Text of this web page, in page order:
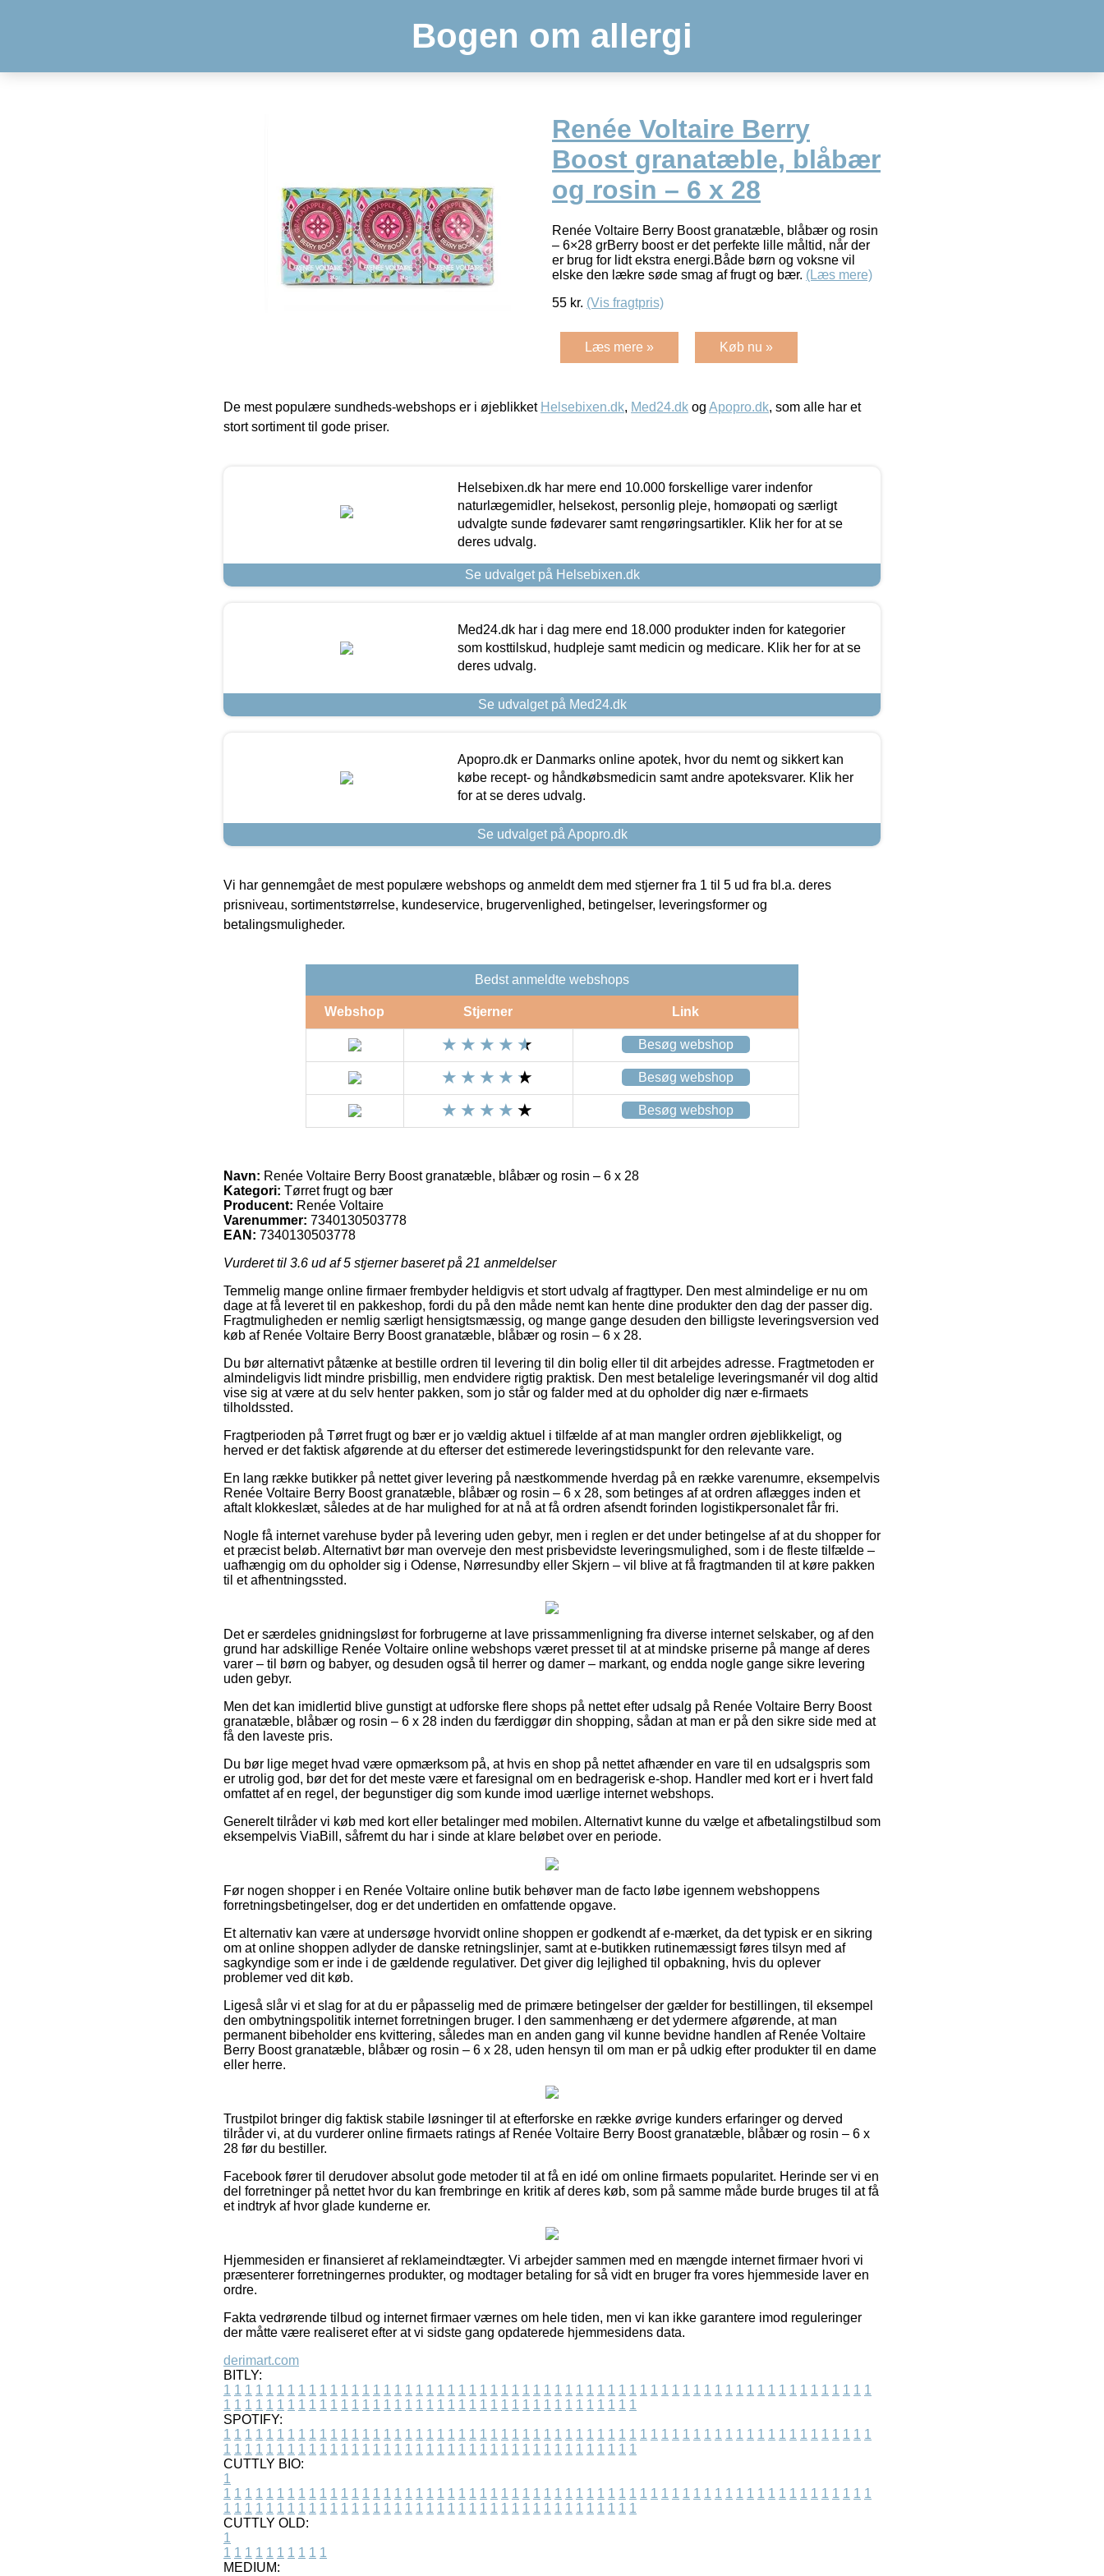
Bogen om allergi
Renée Voltaire Berry
Boost granatæble, blåbær
og rosin – 6 x 28
Renée Voltaire Berry Boost granatæble, blåbær og rosin
– 6×28 grBerry boost er det perfekte lille måltid, når der
er brug for lidt ekstra energi.Både børn og voksne vil
elske den lækre søde smag af frugt og bær. (Læs mere)
55 kr. (Vis fragtpris)
Læs mere » Køb nu »
De mest populære sundheds-webshops er i øjeblikket Helsebixen.dk, Med24.dk og Apopro.dk, som alle har et
stort sortiment til gode priser.
Helsebixen.dk har mere end 10.000 forskellige varer indenfor
naturlægemidler, helsekost, personlig pleje, homøopati og særligt
udvalgte sunde fødevarer samt rengøringsartikler. Klik her for at se
deres udvalg.
Se udvalget på Helsebixen.dk
Med24.dk har i dag mere end 18.000 produkter inden for kategorier
som kosttilskud, hudpleje samt medicin og medicare. Klik her for at se
deres udvalg.
Se udvalget på Med24.dk
Apopro.dk er Danmarks online apotek, hvor du nemt og sikkert kan
købe recept- og håndkøbsmedicin samt andre apoteksvarer. Klik her
for at se deres udvalg.
Se udvalget på Apopro.dk
Vi har gennemgået de mest populære webshops og anmeldt dem med stjerner fra 1 til 5 ud fra bl.a. deres
prisniveau, sortimentstørrelse, kundeservice, brugervenlighed, betingelser, leveringsformer og
betalingsmuligheder.
Bedst anmeldte webshops
Webshop Stjerner Link
Besøg webshop
Besøg webshop
Besøg webshop
Navn: Renée Voltaire Berry Boost granatæble, blåbær og rosin – 6 x 28
Kategori: Tørret frugt og bær
Producent: Renée Voltaire
Varenummer: 7340130503778
EAN: 7340130503778
Vurderet til 3.6 ud af 5 stjerner baseret på 21 anmeldelser
Temmelig mange online firmaer frembyder heldigvis et stort udvalg af fragttyper. Den mest almindelige er nu om
dage at få leveret til en pakkeshop, fordi du på den måde nemt kan hente dine produkter den dag der passer dig.
Fragtmuligheden er nemlig særligt hensigtsmæssig, og mange gange desuden den billigste leveringsversion ved
køb af Renée Voltaire Berry Boost granatæble, blåbær og rosin – 6 x 28.
Du bør alternativt påtænke at bestille ordren til levering til din bolig eller til dit arbejdes adresse. Fragtmetoden er
almindeligvis lidt mindre prisbillig, men endvidere rigtig praktisk. Den mest betalelige leveringsmanér vil dog altid
vise sig at være at du selv henter pakken, som jo står og falder med at du opholder dig nær e-firmaets
tilholdssted.
Fragtperioden på Tørret frugt og bær er jo vældig aktuel i tilfælde af at man mangler ordren øjeblikkeligt, og
herved er det faktisk afgørende at du efterser det estimerede leveringstidspunkt for den relevante vare.
En lang række butikker på nettet giver levering på næstkommende hverdag på en række varenumre, eksempelvis
Renée Voltaire Berry Boost granatæble, blåbær og rosin – 6 x 28, som betinges af at ordren aflægges inden et
aftalt klokkeslæt, således at de har mulighed for at nå at få ordren afsendt forinden logistikpersonalet får fri.
Nogle få internet varehuse byder på levering uden gebyr, men i reglen er det under betingelse af at du shopper for
et præcist beløb. Alternativt bør man overveje den mest prisbevidste leveringsmulighed, som i de fleste tilfælde –
uafhængig om du opholder sig i Odense, Nørresundby eller Skjern – vil blive at få fragtmanden til at køre pakken
til et afhentningssted.
Det er særdeles gnidningsløst for forbrugerne at lave prissammenligning fra diverse internet selskaber, og af den
grund har adskillige Renée Voltaire online webshops været presset til at at mindske priserne på mange af deres
varer – til børn og babyer, og desuden også til herrer og damer – markant, og endda nogle gange sikre levering
uden gebyr.
Men det kan imidlertid blive gunstigt at udforske flere shops på nettet efter udsalg på Renée Voltaire Berry Boost
granatæble, blåbær og rosin – 6 x 28 inden du færdiggør din shopping, sådan at man er på den sikre side med at
få den laveste pris.
Du bør lige meget hvad være opmærksom på, at hvis en shop på nettet afhænder en vare til en udsalgspris som
er utrolig god, bør det for det meste være et faresignal om en bedragerisk e-shop. Handler med kort er i hvert fald
omfattet af en regel, der begunstiger dig som kunde imod uærlige internet webshops.
Generelt tilråder vi køb med kort eller betalinger med mobilen. Alternativt kunne du vælge et afbetalingstilbud som
eksempelvis ViaBill, såfremt du har i sinde at klare beløbet over en periode.
Før nogen shopper i en Renée Voltaire online butik behøver man de facto løbe igennem webshoppens
forretningsbetingelser, dog er det undertiden en omfattende opgave.
Et alternativ kan være at undersøge hvorvidt online shoppen er godkendt af e-mærket, da det typisk er en sikring
om at online shoppen adlyder de danske retningslinjer, samt at e-butikken rutinemæssigt føres tilsyn med af
sagkyndige som er inde i de gældende regulativer. Det giver dig lejlighed til opbakning, hvis du oplever
problemer ved dit køb.
Ligeså slår vi et slag for at du er påpasselig med de primære betingelser der gælder for bestillingen, til eksempel
den ombytningspolitik internet forretningen bruger. I den sammenhæng er det ydermere afgørende, at man
permanent bibeholder ens kvittering, således man en anden gang vil kunne bevidne handlen af Renée Voltaire
Berry Boost granatæble, blåbær og rosin – 6 x 28, uden hensyn til om man er på udkig efter produkter til en dame
eller herre.
Trustpilot bringer dig faktisk stabile løsninger til at efterforske en række øvrige kunders erfaringer og derved
tilråder vi, at du vurderer online firmaets ratings af Renée Voltaire Berry Boost granatæble, blåbær og rosin – 6 x
28 før du bestiller.
Facebook fører til derudover absolut gode metoder til at få en idé om online firmaets popularitet. Herinde ser vi en
del forretninger på nettet hvor du kan frembringe en kritik af deres køb, som på samme måde burde bruges til at få
et indtryk af hvor glade kunderne er.
Hjemmesiden er finansieret af reklameindtægter. Vi arbejder sammen med en mængde internet firmaer hvori vi
præsenterer forretningernes produkter, og modtager betaling for så vidt en bruger fra vores hjemmeside laver en
ordre.
Fakta vedrørende tilbud og internet firmaer værnes om hele tiden, men vi kan ikke garantere imod reguleringer
der måtte være realiseret efter at vi sidste gang opdaterede hjemmesidens data.
derimart.com
BITLY:
1 1 1 1 1 1 1 1 1 1 1 1 1 1 1 1 1 1 1 1 1 1 1 1 1 1 1 1 1 1 1 1 1 1 1 1 1 1 1 1 1 1 1 1 1 1 1 1 1 1 1 1 1 1 1 1 1 1 1 1 1
1 1 1 1 1 1 1 1 1 1 1 1 1 1 1 1 1 1 1 1 1 1 1 1 1 1 1 1 1 1 1 1 1 1 1 1 1 1 1
SPOTIFY:
1 1 1 1 1 1 1 1 1 1 1 1 1 1 1 1 1 1 1 1 1 1 1 1 1 1 1 1 1 1 1 1 1 1 1 1 1 1 1 1 1 1 1 1 1 1 1 1 1 1 1 1 1 1 1 1 1 1 1 1 1
1 1 1 1 1 1 1 1 1 1 1 1 1 1 1 1 1 1 1 1 1 1 1 1 1 1 1 1 1 1 1 1 1 1 1 1 1 1 1
CUTTLY BIO:
1
1 1 1 1 1 1 1 1 1 1 1 1 1 1 1 1 1 1 1 1 1 1 1 1 1 1 1 1 1 1 1 1 1 1 1 1 1 1 1 1 1 1 1 1 1 1 1 1 1 1 1 1 1 1 1 1 1 1 1 1 1
1 1 1 1 1 1 1 1 1 1 1 1 1 1 1 1 1 1 1 1 1 1 1 1 1 1 1 1 1 1 1 1 1 1 1 1 1 1 1
CUTTLY OLD:
1
1 1 1 1 1 1 1 1 1 1
MEDIUM: